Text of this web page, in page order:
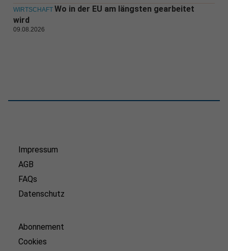
WIRTSCHAFT Wo in der EU am längsten gearbeitet
wird
09.08.2026
Impressum
AGB
FAQs
Datenschutz
Abonnement
Cookies